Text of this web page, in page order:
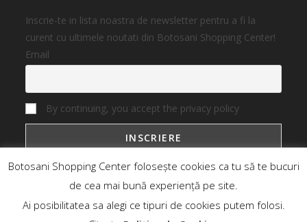
Inscrie-te in lista noastra de newsletter pentru a fi la
curent cu ultimele noutati din Botosani Shopping Center!
Email
By continuing, you accept the privacy policy
Botosani Shopping Center Magazine
Botosani Shopping Center folosește cookies ca tu să te bucuri
de cea mai bună experiență pe site.
Ai posibilitatea sa alegi ce tipuri de cookies putem folosi.